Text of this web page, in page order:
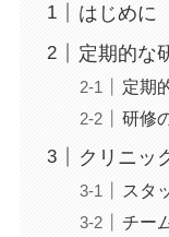
はじめに
定期的な
定期
研修
クリニッ
スタ
チー